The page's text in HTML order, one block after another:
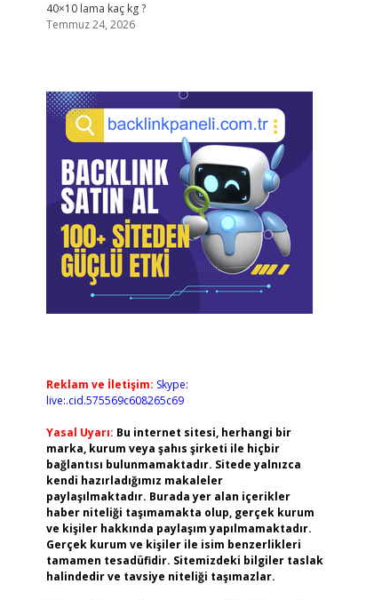
40×10 lama kaç kg ?
Temmuz 24, 2026
Reklam ve İletişim: Skype:
live:.cid.575569c608265c69
Yasal Uyarı: Bu internet sitesi, herhangi bir
marka, kurum veya şahıs şirketi ile hiçbir
bağlantısı bulunmamaktadır. Sitede yalnızca
kendi hazırladığımız makaleler
paylaşılmaktadır. Burada yer alan içerikler
haber niteliği taşımamakta olup, gerçek kurum
ve kişiler hakkında paylaşım yapılmamaktadır.
Gerçek kurum ve kişiler ile isim benzerlikleri
tamamen tesadüfidir. Sitemizdeki bilgiler taslak
halindedir ve tavsiye niteliği taşımazlar.